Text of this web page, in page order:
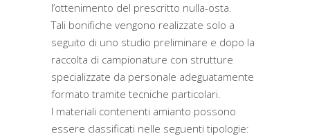
l’ottenimento del prescritto nulla-osta.
Tali bonifiche vengono realizzate solo a
seguito di uno studio preliminare e dopo la
raccolta di campionature con strutture
specializzate da personale adeguatamente
formato tramite tecniche particolari.
I materiali contenenti amianto possono
essere classificati nelle seguenti tipologie: